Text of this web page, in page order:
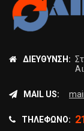
ΔΙΕΎΘΥΝΣΗ:
MAIL US:
ΤΗΛΈΦΩΝΟ: